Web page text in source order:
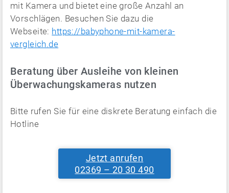
mit Kamera und bietet eine große Anzahl an
Vorschlägen. Besuchen Sie dazu die
Webseite: https://babyphone-mit-kamera-
vergleich.de
Beratung über Ausleihe von kleinen
Überwachungskameras nutzen
Bitte rufen Sie für eine diskrete Beratung einfach die
Hotline
Jetzt anrufen
02369 – 20 30 490